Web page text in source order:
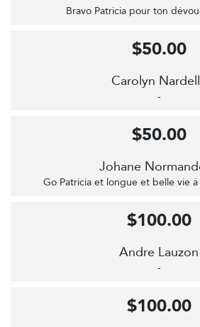
Bravo Patricia pour ton
Carolyn
-
$50.00
Johane
Go Patricia et longue et belle vie
$50.00
Andre Lauzon
-
$100.00
$100.00